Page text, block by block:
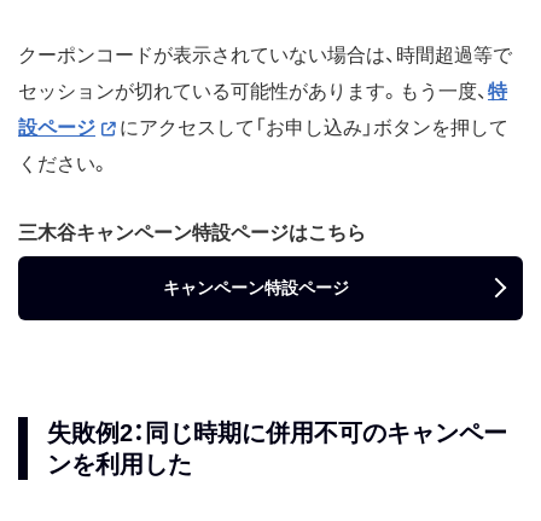
クーポンコードが表示されていない場合は、時間超過等で
セッションが切れている可能性があります。もう一度、 特
設ページ
にアクセスして「お申し込み」ボタンを押して
ください。
三木谷キャンペーン特設ページはこちら
キャンペーン特設ページ
失敗例2：同じ時期に併用不可のキャンペー
ンを利用した